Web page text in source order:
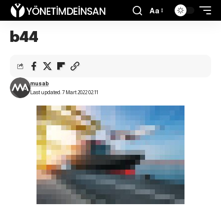
Aa
b44
Last updated: 7 Mart 2022 02:11
musab